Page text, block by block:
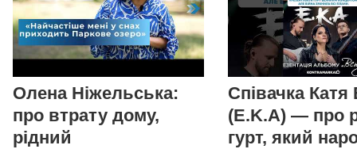
Олена Ніжельська:
про втрату дому,
рідний
Співачка Катя
(E.K.A) — про
гурт, який